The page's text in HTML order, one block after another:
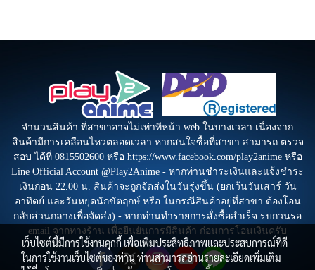
จำนวนสินค้า ที่สาขาอาจไม่เท่าทีหน้า web ในบางเวลา เนื่องจาก
สินค้ามีการเคลือนไหวตลอดเวลา หากสนใจซื้อที่สาขา สามารถ ตรวจ
สอบ ได้ที่ 0815502600 หรือ https://www.facebook.com/play2anime หรือ
Line Official Account @Play2Anime - หากท่านชำระเงินและแจ้งชำระ
เงินก่อน 22.00 น. สินค้าจะถูกจัดส่งในวันรุ่งขึ้น (ยกเว้นวันเสาร์ วัน
อาทิตย์ และวันหยุดนักขัตฤกษ์ หรือ ในกรณีสินค้าอยู่ที่สาขา ต้องโอน
กลับส่วนกลางเพื่อจัดส่ง) - หากท่านทำรายการสั่งซื้อสำเร็จ รบกวนรอ
email จากทางร้าน เพื่อยืนยันการมีสินค้า ก่อนการโอนเงินครับ
เว็บไซต์นี้มีการใช้งานคุกกี้ เพื่อเพิ่มประสิทธิภาพและประสบการณ์ที่ดี
ในการใช้งานเว็บไซต์ของท่าน ท่านสามารถอ่านรายละเอียดเพิ่มเติม